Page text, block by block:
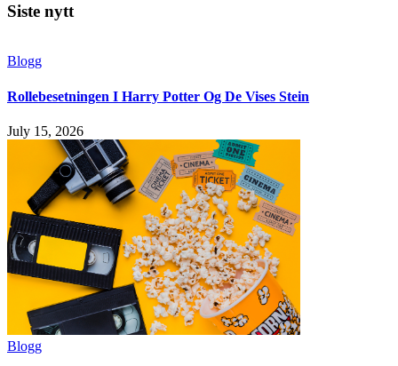
Siste nytt
Blogg
Rollebesetningen I Harry Potter Og De Vises Stein
July 15, 2026
Blogg